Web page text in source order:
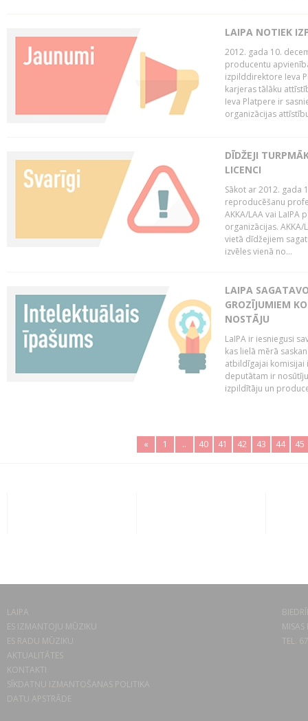
LAIPA NOTIEK
2012. gada 10.
producentu
izpilddirektore Ieva
karjeras tālāku
Ieva Platpere ir
organizācijas
DĪDŽEJI
LICENCI
Sākot ar 2012. gada
reproducēšanu
AKKA/LAA vai LaIPA
organizācijas.
vietā dīdžejiem
izvēles vienā no...
LAIPA
GROZĪJUMIEM
NOSTĀJU
LaIPA ir iesniegusi
kas lielā mērā
atbildīgajai komisijai
deputātam ir
izpildītāju un
« 1 .. 40 41 42 43 44 45
LAIPA
ES IZMANTOJU MŪZIKU
ES RADU MŪZIKU
AKTUALITĀTES
KONTAKTI
SĪKDATŅU IZMANTOŠANAS POLITIKA
DATU APSTRĀDE
TEL.